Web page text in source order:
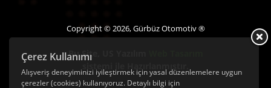
Çerez Kullanımı
Alışveriş deneyiminizi iyileştirmek için yasal düzenlemelere uygun
çerezler (cookies) kullanıyoruz. Detaylı bilgi için
Copyright © 2026, Gürbüz Otomotiv ®
Bu Site,